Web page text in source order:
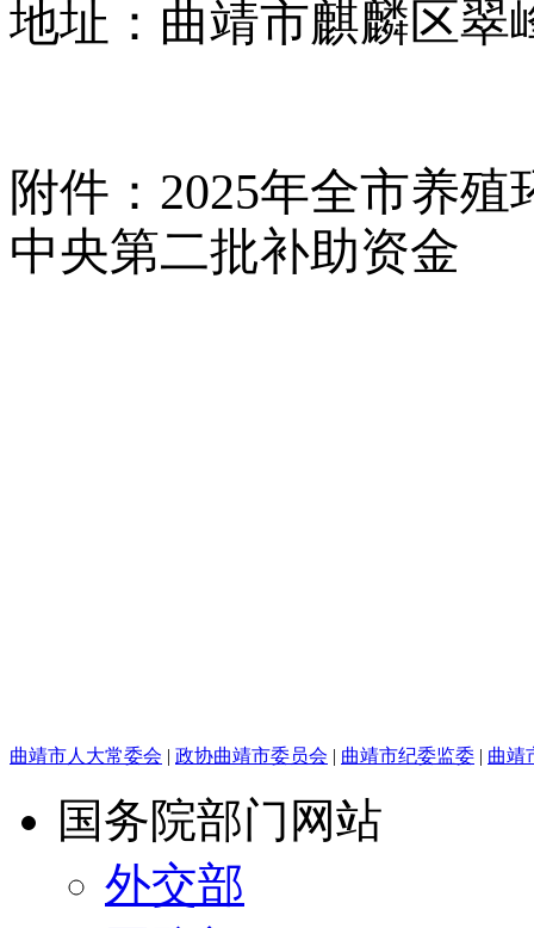
地址：曲靖市麒麟区翠
附件：2025年全市养
中央第二批补助资金
曲靖市人大常委会 | 政协曲靖市委员会 | 曲靖市纪委监委 | 曲靖
国务院部门网站
外交部